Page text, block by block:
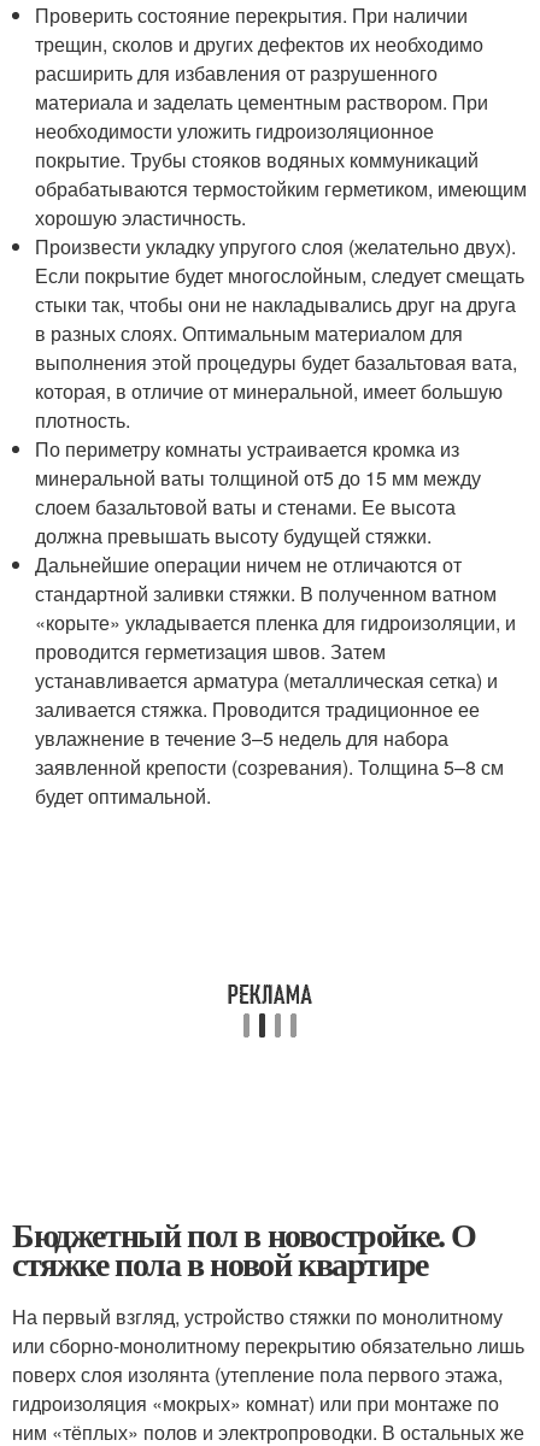
Проверить состояние перекрытия. При наличии
трещин, сколов и других дефектов их необходимо
расширить для избавления от разрушенного
материала и заделать цементным раствором. При
необходимости уложить гидроизоляционное
покрытие. Трубы стояков водяных коммуникаций
обрабатываются термостойким герметиком, имеющим
хорошую эластичность.
Произвести укладку упругого слоя (желательно двух).
Если покрытие будет многослойным, следует смещать
стыки так, чтобы они не накладывались друг на друга
в разных слоях. Оптимальным материалом для
выполнения этой процедуры будет базальтовая вата,
которая, в отличие от минеральной, имеет большую
плотность.
По периметру комнаты устраивается кромка из
минеральной ваты толщиной от5 до 15 мм между
слоем базальтовой ваты и стенами. Ее высота
должна превышать высоту будущей стяжки.
Дальнейшие операции ничем не отличаются от
стандартной заливки стяжки. В полученном ватном
«корыте» укладывается пленка для гидроизоляции, и
проводится герметизация швов. Затем
устанавливается арматура (металлическая сетка) и
заливается стяжка. Проводится традиционное ее
увлажнение в течение 3–5 недель для набора
заявленной крепости (созревания). Толщина 5–8 см
будет оптимальной.
Бюджетный пол в новостройке. О
стяжке пола в новой квартире
На первый взгляд, устройство стяжки по монолитному
или сборно-монолитному перекрытию обязательно лишь
поверх слоя изолянта (утепление пола первого этажа,
гидроизоляция «мокрых» комнат) или при монтаже по
ним «тёплых» полов и электропроводки. В остальных же